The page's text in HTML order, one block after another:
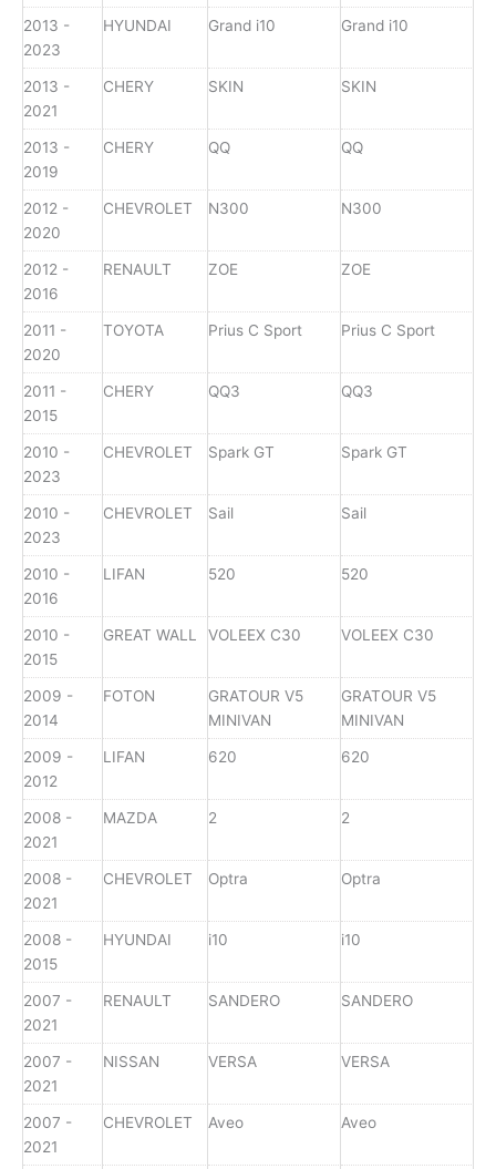
2013 -
2023
HYUNDAI Grand i10 Grand i10
2013 -
2021
CHERY SKIN SKIN
2013 -
2019
CHERY QQ QQ
2012 -
2020
CHEVROLET N300 N300
2012 -
2016
RENAULT ZOE ZOE
2011 -
2020
TOYOTA Prius C Sport Prius C Sport
2011 -
2015
CHERY QQ3 QQ3
2010 -
2023
CHEVROLET Spark GT Spark GT
2010 -
2023
CHEVROLET Sail Sail
2010 -
2016
LIFAN 520 520
2010 -
2015
GREAT WALL VOLEEX C30 VOLEEX C30
2009 -
2014
FOTON
GRATOUR V5
MINIVAN
GRATOUR V5
MINIVAN
2009 -
2012
LIFAN 620 620
2008 -
2021
MAZDA 2 2
2008 -
2021
CHEVROLET Optra Optra
2008 -
2015
HYUNDAI i10 i10
2007 -
2021
RENAULT SANDERO SANDERO
2007 -
2021
NISSAN VERSA VERSA
2007 -
2021
CHEVROLET Aveo Aveo